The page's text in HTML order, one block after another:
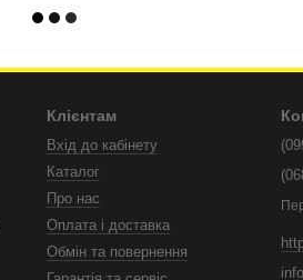
Клієнтам
Вхід до кабінету
Каталог
Про нас
Оплата і доставка
Обмін та повернення